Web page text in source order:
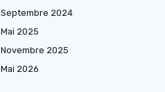
Septembre 2024
Mai 2025
Novembre 2025
Mai 2026